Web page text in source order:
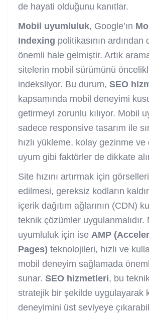
de hayati olduğunu kanıtlar.
Mobil uyumluluk, Google’ın
Indexing politikasının ardından
önemli hale gelmiştir. Artık
sitelerin mobil sürümünü
indeksliyor. Bu durum, SEO
kapsamında mobil deneyimi
getirmeyi zorunlu kılıyor. Mobil
sadece responsive tasarım ile
hızlı yükleme, kolay gezinme
uyum gibi faktörler de dikkate
Site hızını artırmak için
edilmesi, gereksiz kodların
içerik dağıtım ağlarının (CDN)
teknik çözümler uygulanmalıdır.
uyumluluk için ise AMP
Pages) teknolojileri, hızlı ve
mobil deneyim sağlamada
sunar. SEO hizmetleri, bu
stratejik bir şekilde uygulayarak
deneyimini üst seviyeye